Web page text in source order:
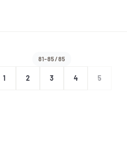
81-85/85
1 2 3 4 5